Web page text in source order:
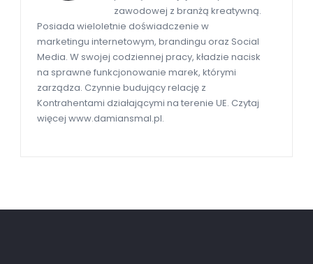
zawodowej z branżą kreatywną.
Posiada wieloletnie doświadczenie w
marketingu internetowym, brandingu oraz Social
Media. W swojej codziennej pracy, kładzie nacisk
na sprawne funkcjonowanie marek, którymi
zarządza. Czynnie budujący relację z
Kontrahentami działającymi na terenie UE. Czytaj
więcej www.damiansmal.pl.